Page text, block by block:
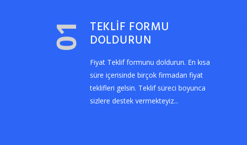
01 TEKLİF FORMU
DOLDURUN
Fiyat Teklif formunu doldurun. En kısa
süre içerisinde birçok firmadan fiyat
teklifleri gelsin. Teklif süreci boyunca
sizlere destek vermekteyiz...